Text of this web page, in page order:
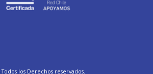
Todos los Derechos reservados.